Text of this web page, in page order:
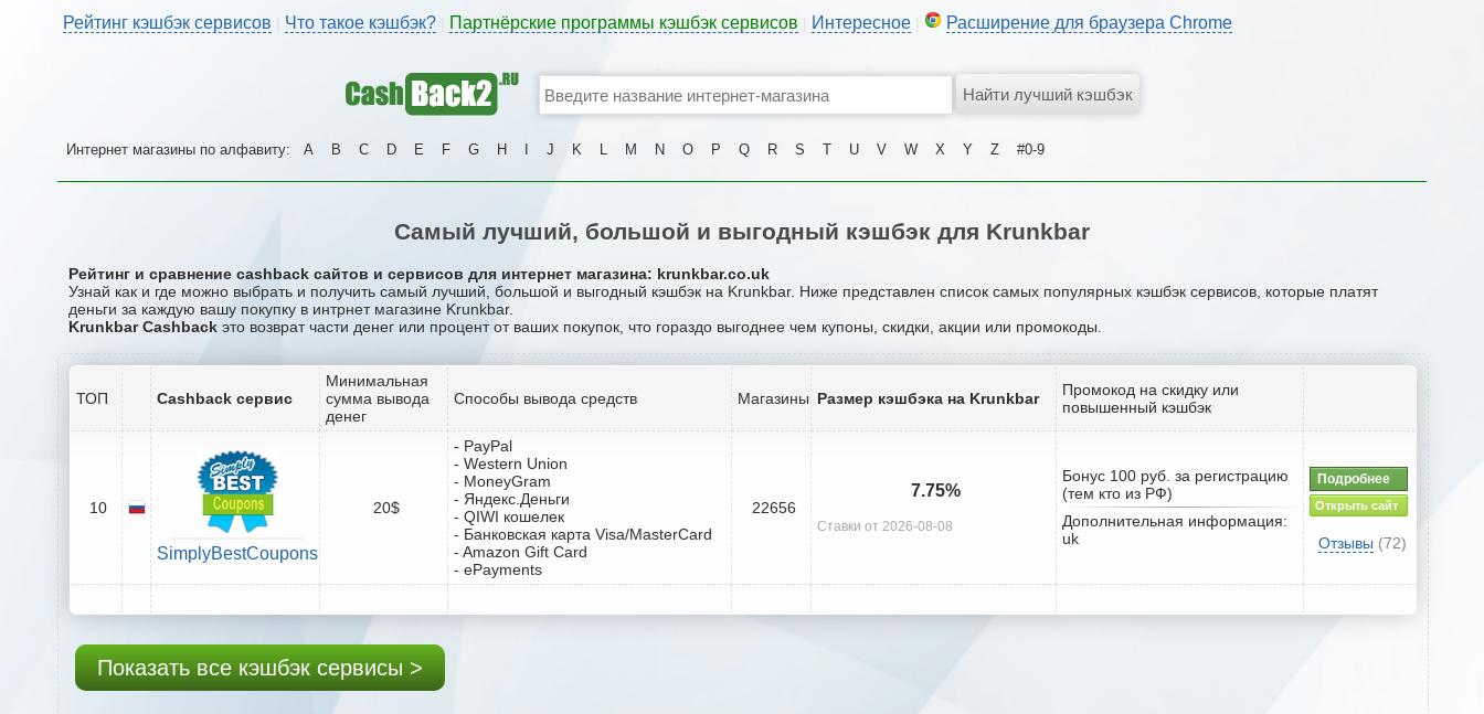
Рейтинг кэшбэк сервисов Что такое кэшбэк? Партнёрские программы кэшбэк сервисов Интересное Расширение для браузера Chrome
Интернет магазины по алфавиту: A B C D E F G H J K L M N O P Q R S T U V W X Y Z #0-9
Самый лучший, большой и выгодный кэшбэк для Krunkbar
Рейтинг и сравнение cashback сайтов и сервисов для интернет магазина: krunkbar.co.uk
Узнай как и где можно выбрать и получить самый лучший, большой и выгодный кэшбэк на Krunkbar. Ниже представлен список самых популярных кэшбэк сервисов, которые платят
деньги за каждую вашу покупку в интрнет магазине Krunkbar.
Krunkbar Cashback это возврат части денег или процент от ваших покупок, что гораздо выгоднее чем купоны, скидки, акции или промокоды.
ТОП Cashback сервис
Минимальная
сумма вывода
денег
Способы вывода средств Магазины Размер кэшбэка на Krunkbar
Промокод на скидку или
повышенный кэшбэк
10
SimplyBestCoupons
20$
- PayPal
- Western Union
- MoneyGram
- Яндекс.Деньги
- QIWI кошелек
- Банковская карта Visa/MasterCard
- Amazon Gift Card
- ePayments
22656
7.75%
Ставки от 2026-08-08
Бонус 100 руб. за регистрацию
(тем кто из РФ)
Дополнительная информация:
uk
Подробнее
Открыть сайт
Отзывы (72)
Показать все кэшбэк сервисы >